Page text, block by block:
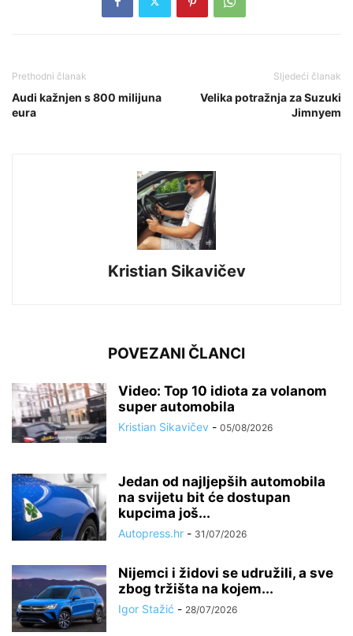
Prethodni članak
Audi kažnjen s 800 milijuna
eura
Sljedeći članak
Velika potražnja za Suzuki
Jimnyem
Kristian Sikavičev
POVEZANI ČLANCI
Video: Top 10 idiota za volanom
super automobila
Kristian Sikavičev - 05/08/2026
Jedan od najljepših automobila
na svijetu bit će dostupan
kupcima još...
Autopress.hr - 31/07/2026
Nijemci i židovi se udružili, a sve
zbog tržišta na kojem...
Igor Stažić - 28/07/2026